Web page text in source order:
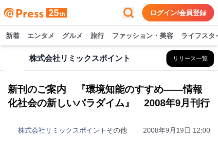
ログイン/会員登録
新着 エンタメ グルメ 旅行 ファッション・美容 ライフスタ
株式会社リミックスポイント リリース一覧
新刊のご案内 『環境知能のすすめ――情報
化社会の新しいパラダイム』 2008年9月刊行
株式会社リミックスポイント その他 2008年9月19日 12:00